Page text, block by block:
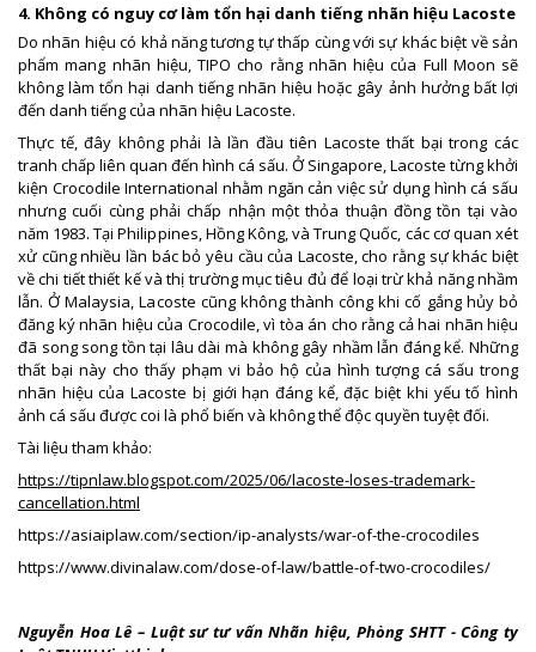
4. Không có nguy cơ làm tổn hại danh tiếng nhãn hiệu Lacoste
Do nhãn hiệu có khả năng tương tự thấp cùng với sự khác biệt về sản
phẩm mang nhãn hiệu, TIPO cho rằng nhãn hiệu của Full Moon sẽ
không làm tổn hại danh tiếng nhãn hiệu hoặc gây ảnh hưởng bất lợi
đến danh tiếng của nhãn hiệu Lacoste.
Thực tế, đây không phải là lần đầu tiên Lacoste thất bại trong các
tranh chấp liên quan đến hình cá sấu. Ở Singapore, Lacoste từng khởi
kiện Crocodile International nhằm ngăn cản việc sử dụng hình cá sấu
nhưng cuối cùng phải chấp nhận một thỏa thuận đồng tồn tại vào
năm 1983. Tại Philippines, Hồng Kông, và Trung Quốc, các cơ quan xét
xử cũng nhiều lần bác bỏ yêu cầu của Lacoste, cho rằng sự khác biệt
về chi tiết thiết kế và thị trường mục tiêu đủ để loại trừ khả năng nhầm
lẫn. Ở Malaysia, Lacoste cũng không thành công khi cố gắng hủy bỏ
đăng ký nhãn hiệu của Crocodile, vì tòa án cho rằng cả hai nhãn hiệu
đã song song tồn tại lâu dài mà không gây nhầm lẫn đáng kể. Những
thất bại này cho thấy phạm vi bảo hộ của hình tượng cá sấu trong
nhãn hiệu của Lacoste bị giới hạn đáng kể, đặc biệt khi yếu tố hình
ảnh cá sấu được coi là phổ biến và không thể độc quyền tuyệt đối.
Tài liệu tham khảo:
https://tipnlaw.blogspot.com/2025/06/lacoste-loses-trademark-
cancellation.html
https://asiaiplaw.com/section/ip-analysts/war-of-the-crocodiles
https://www.divinalaw.com/dose-of-law/battle-of-two-crocodiles/
Nguyễn Hoa Lê – Luật sư tư vấn Nhãn hiệu, Phòng SHTT - Công ty